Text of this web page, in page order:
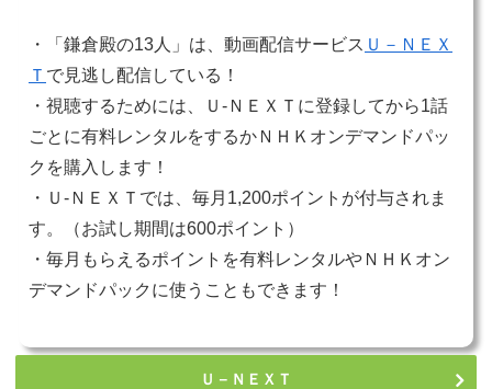
・「鎌倉殿の13人」は、動画配信サービス Ｕ－ＮＥＸ
Ｔ で見逃し配信している！
・視聴するためには、Ｕ-ＮＥＸＴに登録してから1話
ごとに有料レンタルをするかＮＨＫオンデマンドパッ
クを購入します！
・Ｕ-ＮＥＸＴでは、毎月1,200ポイントが付与されま
す。（お試し期間は600ポイント）
・毎月もらえるポイントを有料レンタルやＮＨＫオン
デマンドパックに使うこともできます！
Ｕ－ＮＥＸＴ